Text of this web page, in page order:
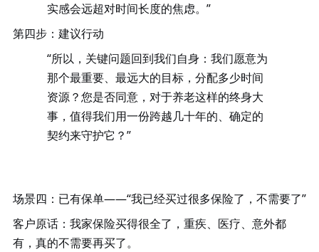
实感会远超对时间长度的焦虑。 ”
第四步：建议行动
“所以，关键问题回到我们自身：我们愿意为
那个最重要、最远大的目标，分配多少时间
资源？您是否同意，对于养老这样的终身大
事，值得我们用一份跨越几十年的、确定的
契约来守护它？”
场景四：已有保单——“我已经买过很多保险了，不需要了”
客户原话：我家保险买得很全了，重疾、医疗、意外都
有，真的不需要再买了。